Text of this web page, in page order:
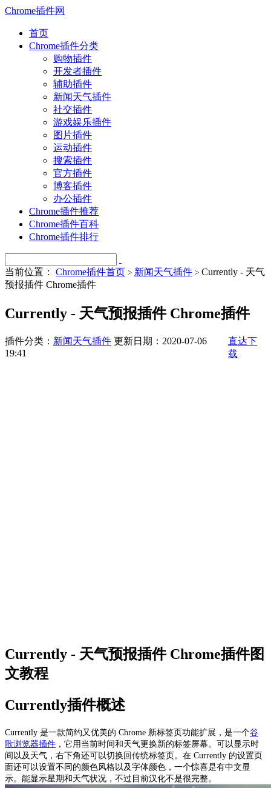
Chrome插件网
首页
Chrome插件分类
购物插件
开发者插件
辅助插件
新闻天气插件
社交插件
游戏娱乐插件
图片插件
运动插件
搜索插件
官方插件
博客插件
办公插件
Chrome插件推荐
Chrome插件百科
Chrome插件排行
当前位置： Chrome插件首页 > 新闻天气插件 > Currently - 天气
预报插件 Chrome插件
Currently - 天气预报插件 Chrome插件
插件分类： 新闻天气插件 更新日期：2020-07-06
19:41
直达下
载
Currently - 天气预报插件 Chrome插件图
文教程
Currently插件概述
Currently 是一款简约又优美的 Chrome 新标签页功能扩展，是一个谷
歌浏览器插件 ，它用当前时间和天气更换新的标签屏幕。可以显示时
间以及天气，右下角还可以切换回传统标签页。在 Currently 的设置页
面还可以设置不同的颜色风格以及字体颜色，一个惊喜是有中文显
示。能显示星期和天气状况，不过目前汉化不是很完整。